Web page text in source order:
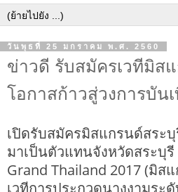
วันพุธที่ 25 มกราคม พ.ศ. 2560
ข่าวดี รับสมัครเวทีมิส
โอกาสก้าวสู่วงการบัน
เปิดรับสมัครมิสแกรนด์สระบุ
มาเป็นตัวแทนจังหวัดสระบุรี
Grand Thailand 2017 (มิส
เวทีการประกวดนางงามระ